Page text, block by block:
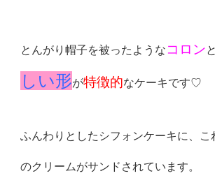
とんがり帽子を被ったような コロン
しい形が特徴的なケーキです♡
ふんわりとしたシフォンケーキに、 こ
のクリームがサンドされています。